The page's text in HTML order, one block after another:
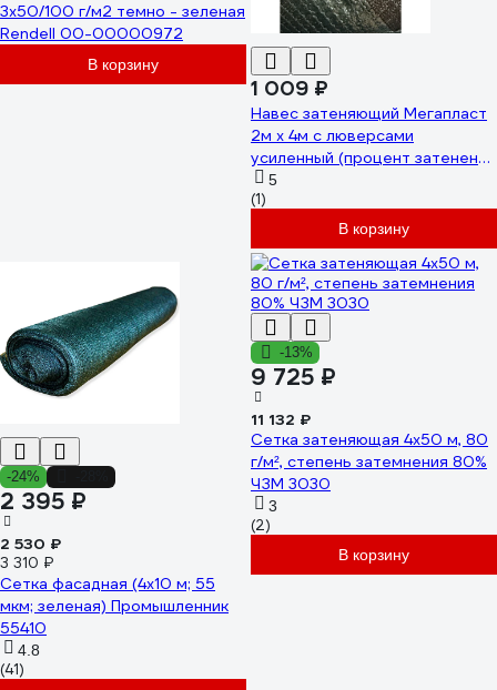
3х50/100 г/м2 темно - зеленая
Rendell 00-00000972
В корзину
1 009 ₽
Навес затеняющий Мегапласт
2м х 4м с люверсами
усиленный (процент затенения
95%) 1734
5
(1)
В корзину
-24%
2 395 ₽
2 530 ₽
3 310 ₽
Сетка фасадная (4х10 м; 55
мкм; зеленая) Промышленник
55410
4.8
(41)
-13%
9 725 ₽
11 132 ₽
Сетка затеняющая 4x50 м, 80
г/м², степень затемнения 80%
ЧЗМ 3030
3
(2)
В корзину